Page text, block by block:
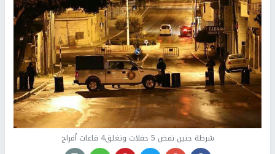
شرطة جنين تفض 5 حفلات وتغلق4 قاعات أفراح